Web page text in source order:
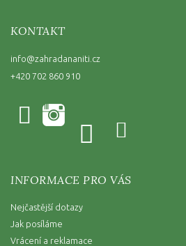
KONTAKT
info@zahradananiti.cz
+420 702 860 910
INFORMACE PRO VÁS
Nejčastější dotazy
Jak posíláme
Vrácení a reklamace